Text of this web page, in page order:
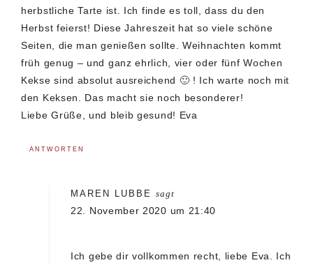
herbstliche Tarte ist. Ich finde es toll, dass du den
Herbst feierst! Diese Jahreszeit hat so viele schöne
Seiten, die man genießen sollte. Weihnachten kommt
früh genug – und ganz ehrlich, vier oder fünf Wochen
Kekse sind absolut ausreichend 🙂 ! Ich warte noch mit
den Keksen. Das macht sie noch besonderer!
Liebe Grüße, und bleib gesund! Eva
ANTWORTEN
MAREN LUBBE sagt
22. November 2020 um 21:40
Ich gebe dir vollkommen recht, liebe Eva. Ich